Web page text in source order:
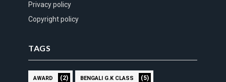
Privacy policy
Copyright policy
TAGS
AWARD (2) BENGALI G.K CLASS (5)